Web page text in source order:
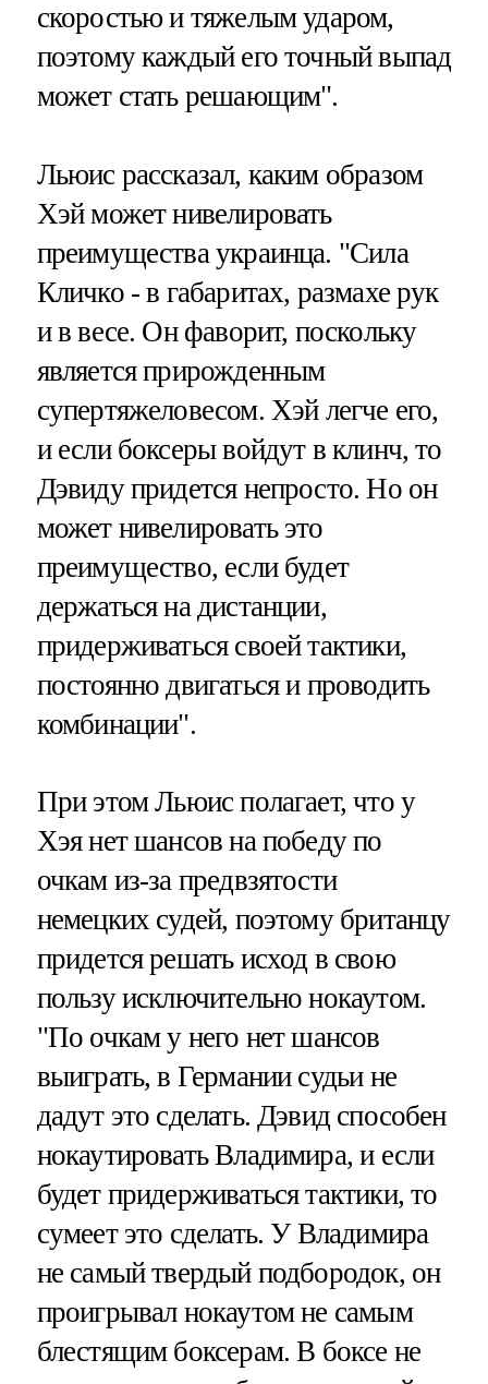
скоростью и тяжелым ударом,
поэтому каждый его точный выпад
может стать решающим".
Льюис рассказал, каким образом
Хэй может нивелировать
преимущества украинца. "Сила
Кличко - в габаритах, размахе рук
и в весе. Он фаворит, поскольку
является прирожденным
супертяжеловесом. Хэй легче его,
и если боксеры войдут в клинч, то
Дэвиду придется непросто. Но он
может нивелировать это
преимущество, если будет
держаться на дистанции,
придерживаться своей тактики,
постоянно двигаться и проводить
комбинации".
При этом Льюис полагает, что у
Хэя нет шансов на победу по
очкам из-за предвзятости
немецких судей, поэтому британцу
придется решать исход в свою
пользу исключительно нокаутом.
"По очкам у него нет шансов
выиграть, в Германии судьи не
дадут это сделать. Дэвид способен
нокаутировать Владимира, и если
будет придерживаться тактики, то
сумеет это сделать. У Владимира
не самый твердый подбородок, он
проигрывал нокаутом не самым
блестящим боксерам. В боксе не